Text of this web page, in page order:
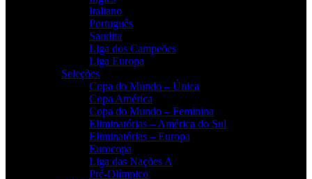
Italiano
Português
Saudita
Liga dos Campeões
Liga Europa
Seleções
Copa do Mundo – Única
Copa América
Copa do Mundo – Feminina
Eliminatórias – América do Sul
Eliminatórias – Europa
Eurocopa
Liga das Nações A
Pré-Olímpico